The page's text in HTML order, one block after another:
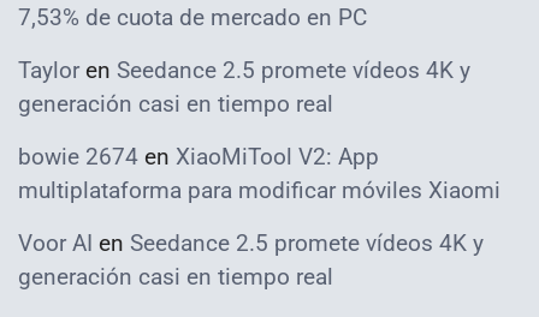
7,53% de cuota de mercado en PC
Taylor en Seedance 2.5 promete vídeos 4K y
generación casi en tiempo real
bowie 2674 en XiaoMiTool V2: App
multiplataforma para modificar móviles Xiaomi
Voor AI en Seedance 2.5 promete vídeos 4K y
generación casi en tiempo real